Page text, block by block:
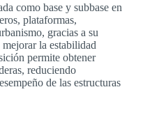
como base y subbase en
plataformas,
gracias a su
la estabilidad
permite obtener
reduciendo
de las estructuras